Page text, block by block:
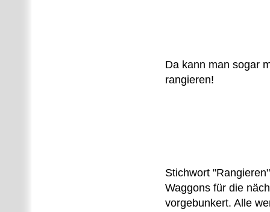
Da kann man sogar
rangieren!
Stichwort
Waggons für die
vorgebunkert. Alle